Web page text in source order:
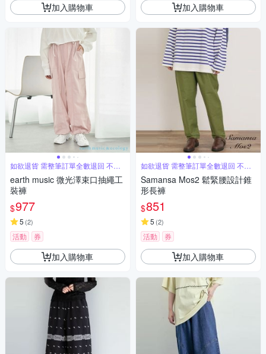
加入購物車
如欲退貨 需整筆訂單全數退回 不能
單退
earth music 微光澤束口抽繩工
裝褲
$977
5 (2)
活動 券
加入購物車
加入購物車
如欲退貨 需整筆訂單全數退回 不能
單退
Samansa Mos2 鬆緊腰設計錐
形長褲
$851
5 (2)
活動 券
加入購物車